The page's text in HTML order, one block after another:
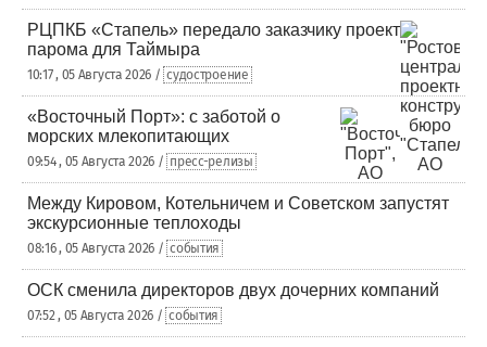
РЦПКБ «Стапель» передало заказчику проект
парома для Таймыра
10:17 , 05 Августа 2026 / судостроение
«Восточный Порт»: с заботой о
морских млекопитающих
09:54 , 05 Августа 2026 / пресс-релизы
Между Кировом, Котельничем и Советском запустят
экскурсионные теплоходы
08:16 , 05 Августа 2026 / события
ОСК сменила директоров двух дочерних компаний
07:52 , 05 Августа 2026 / события